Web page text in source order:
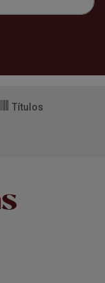
Títulos